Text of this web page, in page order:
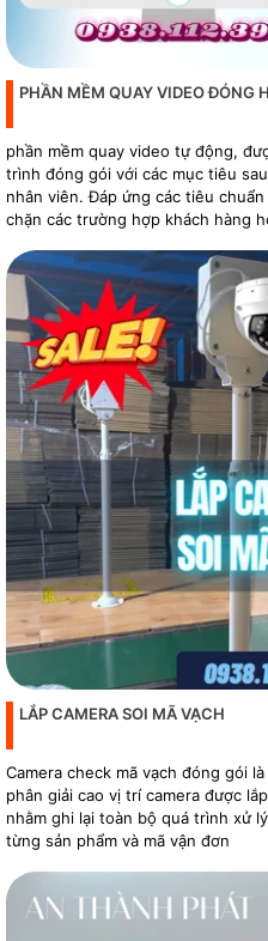
PHẦN MỀM QUAY VIDEO ĐÓNG
phần mềm quay video tự động,
trình đóng gói với các mục tiêu
nhân viên. Đáp ứng các tiêu
chặn các trường hợp khách hàng
LẮP CAMERA SOI MÃ VẠCH
Camera check mã vạch đóng gói
phân giải cao vị trí camera được
nhằm ghi lại toàn bộ quá trình xử
từng sản phẩm và mã vận đơn